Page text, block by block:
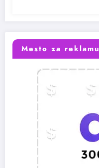
Mesto za reklamu